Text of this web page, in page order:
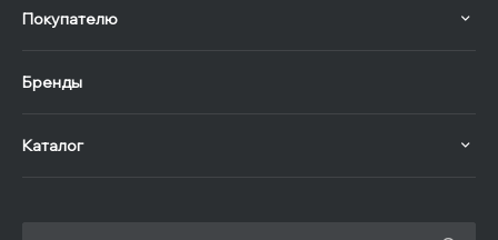
Покупателю
Бренды
Каталог